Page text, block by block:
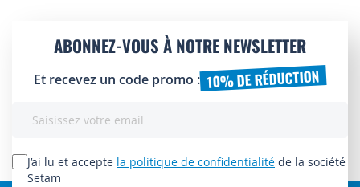
ABONNEZ-VOUS À NOTRE NEWSLETTER
Et recevez un code promo : 10% DE RÉDUCTION
lettre
d’information
J’ai lu et accepte la politique de confidentialité de la société
Setam